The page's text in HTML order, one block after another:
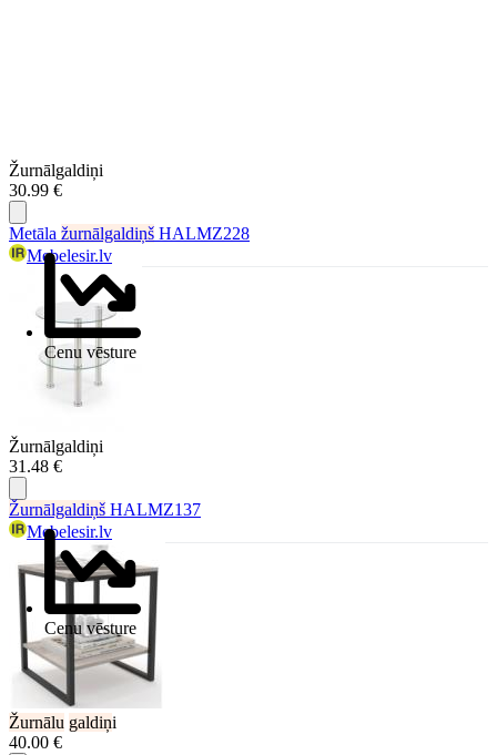
Žurnālgaldiņi
30.99 €
Cenu vēsture
Metāla žurnālgaldiņš HALMZ228
Mebelesir.lv
Žurnālgaldiņi
31.48 €
Cenu vēsture
Žurnālgaldiņš HALMZ137
Mebelesir.lv
Žurnālu galdiņi
40.00 €